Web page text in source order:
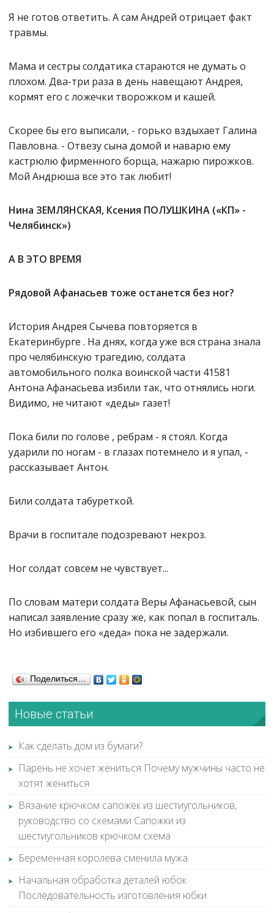
Я не готов ответить. А сам Андрей отрицает факт
травмы.
Мама и сестры солдатика стараются не думать о
плохом. Два-три раза в день навещают Андрея,
кормят его с ложечки творожком и кашей.
Скорее бы его выписали, - горько вздыхает Галина
Павловна. - Отвезу сына домой и наварю ему
кастрюлю фирменного борща, нажарю пирожков.
Мой Андрюша все это так любит!
Нина ЗЕМЛЯНСКАЯ, Ксения ПОЛУШКИНА («КП» -
Челябинск»)
А В ЭТО ВРЕМЯ
Рядовой Афанасьев тоже останется без ног?
История Андрея Сычева повторяется в
Екатеринбурге . На днях, когда уже вся страна знала
про челябинскую трагедию, солдата
автомобильного полка воинской части 41581
Антона Афанасьева избили так, что отнялись ноги.
Видимо, не читают «деды» газет!
Пока били по голове , ребрам - я стоял. Когда
ударили по ногам - в глазах потемнело и я упал, -
рассказывает Антон.
Били солдата табуреткой.
Врачи в госпитале подозревают некроз.
Ног солдат совсем не чувствует...
По словам матери солдата Веры Афанасьевой, сын
написал заявление сразу же, как попал в госпиталь.
Но избившего его «деда» пока не задержали.
Поделиться…
Новые статьи
Как сделать дом из бумаги?
Парень не хочет жениться Почему мужчины часто не
хотят жениться
Вязание крючком сапожек из шестиугольников,
руководство со схемами Сапожки из
шестиугольников крючком схема
Беременная королева сменила мужа
Начальная обработка деталей юбок
Последовательность изготовления юбки